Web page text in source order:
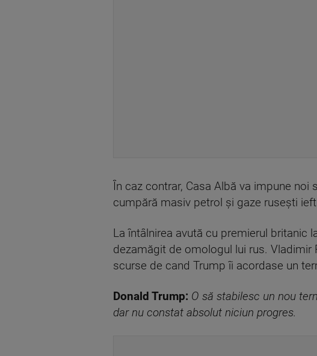
În caz contrar, Casa Albă va impune
cumpără masiv petrol și gaze rusești
La întâlnirea avută cu premierul britanic
dezamăgit de omologul lui rus. Vladimir
scurse de cand Trump îi acordase un
Donald Trump: O să stabilesc un nou
dar nu constat absolut niciun progres.